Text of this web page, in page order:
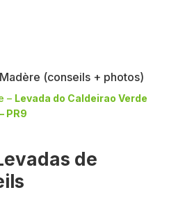
– Levada do Caldeirao Verde
– PR9
de